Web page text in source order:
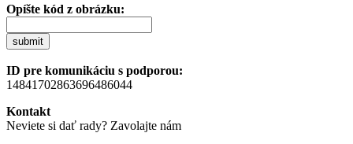
Opíšte kód z obrázku:
submit
ID pre komunikáciu s podporou:
14841702863696486044
Kontakt
Neviete si dať rady? Zavolajte nám